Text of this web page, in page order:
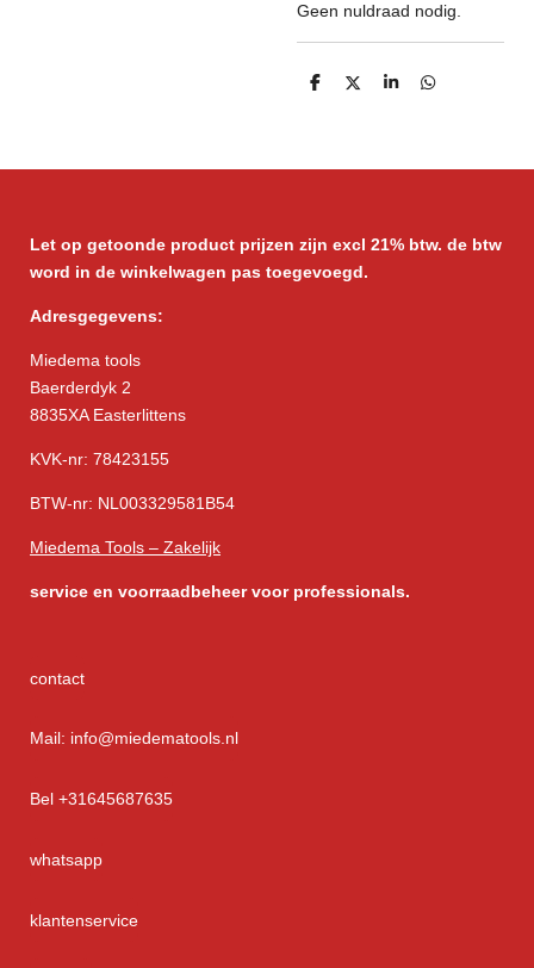
Geen nuldraad nodig.
D
D
S
D
Let op getoonde product prijzen zijn excl 21% btw. de btw
word in de winkelwagen pas toegevoegd.
Adresgegevens:
Miedema tools
Baerderdyk 2
8835XA Easterlittens
KVK-nr: 78423155
BTW-nr: NL003329581B54
Miedema Tools – Zakelijk
service en voorraadbeheer voor professionals.
contact
Mail: info@miedematools.nl
Bel +31645687635
whatsapp
klantenservice